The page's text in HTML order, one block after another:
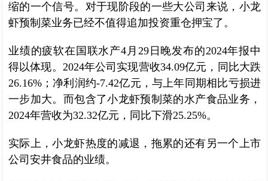
缩的一个信号。对于现阶段的一些大公司来说，小龙
虾预制菜业务已经不值得追加投资重仓押宝了。
业绩的疲软在国联水产4月29日晚发布的2024年报中
得以体现。2024年公司实现营收34.09亿元，同比大跌
26.16%；净利润约-7.42亿元，与上年同期相比亏损进
一步加大。而包含了小龙虾预制菜的水产食品业务，
2024年营收为32.32亿元，同比下滑25.25%。
实际上，小龙虾热度的减退，拖累的还有另一个上市
公司安井食品的业绩。